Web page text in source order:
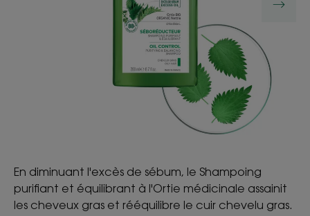
En diminuant l'excès de sébum, le Shampoing
purifiant et équilibrant à l'Ortie médicinale assainit
les cheveux gras et rééquilibre le cuir chevelu gras.